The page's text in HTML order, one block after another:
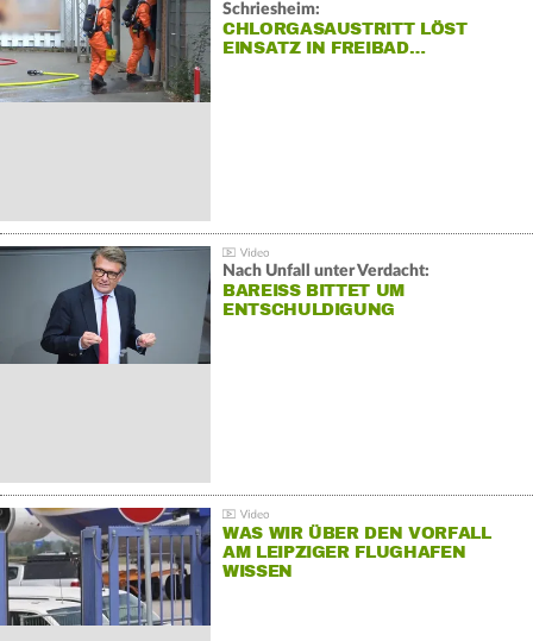
Schriesheim:
CHLORGASAUSTRITT LÖST
EINSATZ IN FREIBAD…
Nach Unfall unter Verdacht:
BAREISS BITTET UM E
NTSCHULDIGUNG
WAS WIR ÜBER DEN VORFALL
AM LEIPZIGER FLUGHAFEN
WISSEN